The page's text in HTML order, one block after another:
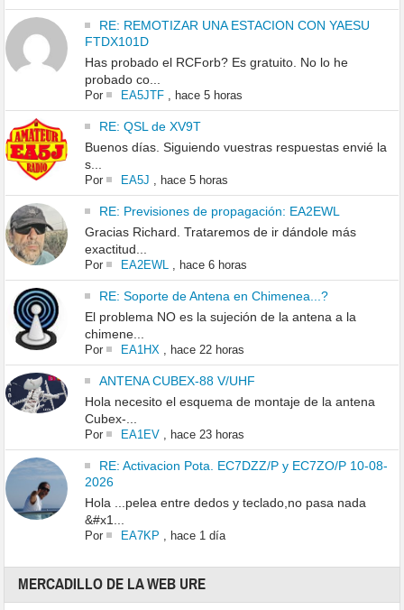
RE: REMOTIZAR UNA ESTACION CON YAESU
FTDX101D
Has probado el RCForb? Es gratuito. No lo he
probado co...
Por EA5JTF, hace 5 horas
RE: QSL de XV9T
Buenos días. Siguiendo vuestras respuestas envié la
s...
Por EA5J hace 5 horas
RE: Previsiones de propagación: EA2EWL
Gracias Richard. Trataremos de ir dándole más
exactitud...
Por EA2EWL hace 6 horas
RE: Soporte de Antena en Chimenea...?
El problema NO es la sujeción de la antena a la
chimene...
Por EA1HX hace 22 horas
ANTENA CUBEX-88 V/UHF
Hola necesito el esquema de montaje de la antena
Cubex-...
Por EA1EV, hace 23 horas
RE: Activacion Pota. EC7DZZ/P y EC7ZO/P 10-08-
2026
Hola ...pelea entre dedos y teclado,no pasa nada
&#x1...
Por EA7KP hace 1 día
MERCADILLO DE LA WEB URE